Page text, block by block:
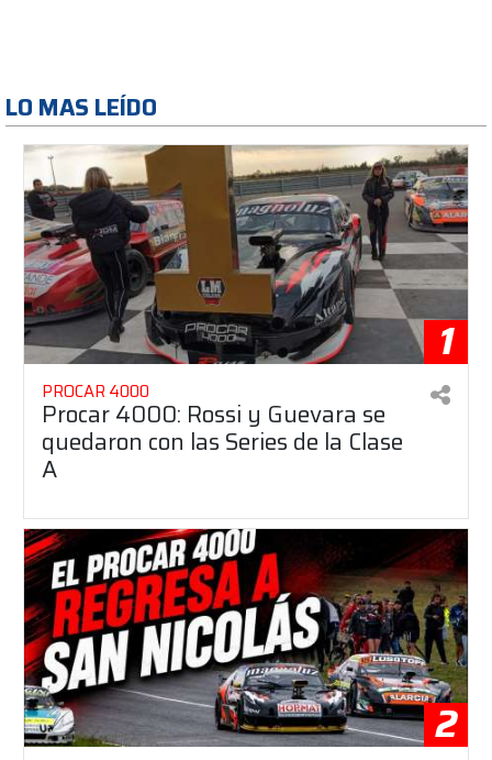
LO MAS LEÍDO
1
PROCAR 4000
Procar 4000: Rossi y Guevara se
quedaron con las Series de la Clase
A
2